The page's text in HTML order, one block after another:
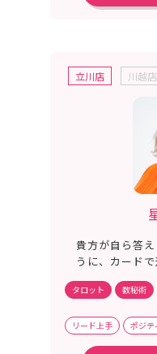
立川店 川越店
貴方が自ら答
うに、カード
ない思いを、遠
ていきましょ
タロット 数秘術
リード上手 ポジテ